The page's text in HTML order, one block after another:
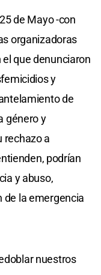
de Mayo -con
organizadoras
que denunciaron
y
de
género y
rechazo a
podrían
y abuso,
de la emergencia
nuestros